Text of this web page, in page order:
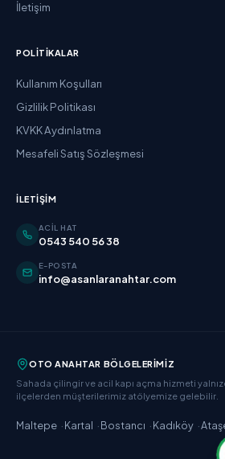
İletişim
POLITIKALAR
Kullanım Koşulları
Gizlilik Politikası
KVKK Aydınlatma
Mesafeli Satış Sözleşmesi
İLETIŞIM
ACIL HAT
0543 540 56 38
E-POSTA
info@asanlaranahtar.com
OTO ANAHTAR BÖLGELERIMIZ
Sahada çilingir ve acil kapı açma hizmeti
ilçelerden müşterilerimiz atölyemize gelebilir.
Maltepe ·Kartal ·Bostancı ·Kadıköy ·